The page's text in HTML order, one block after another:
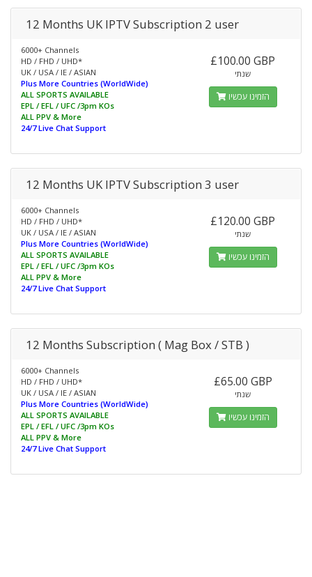
12 Months UK IPTV Subscription 2 user
6000+ Channels
HD / FHD / UHD*
UK / USA / IE / ASIAN
Plus More Countries (WorldWide)
ALL SPORTS AVAILABLE
EPL / EFL / UFC /3pm KOs
ALL PPV & More
24/7 Live Chat Support
£100.00 GBP
שנתי
הזמינו עכשיו
12 Months UK IPTV Subscription 3 user
6000+ Channels
HD / FHD / UHD*
UK / USA / IE / ASIAN
Plus More Countries (WorldWide)
ALL SPORTS AVAILABLE
EPL / EFL / UFC /3pm KOs
ALL PPV & More
24/7 Live Chat Support
£120.00 GBP
שנתי
הזמינו עכשיו
12 Months Subscription ( Mag Box / STB )
6000+ Channels
HD / FHD / UHD*
UK / USA / IE / ASIAN
Plus More Countries (WorldWide)
ALL SPORTS AVAILABLE
EPL / EFL / UFC /3pm KOs
ALL PPV & More
24/7 Live Chat Support
£65.00 GBP
שנתי
הזמינו עכשיו